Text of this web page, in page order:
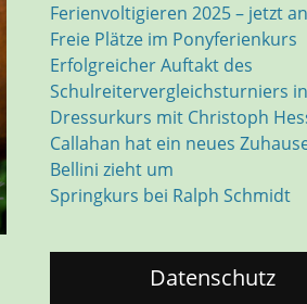
Ferienvoltigieren 2025 – jetzt
Freie Plätze im Ponyferienkurs
Erfolgreicher Auftakt des
Schulreitervergleichsturniers
Dressurkurs mit Christoph
Callahan hat ein neues
Bellini zieht um
Springkurs bei Ralph Schmidt
Datenschutz